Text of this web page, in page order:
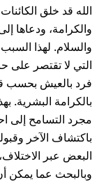
الله قد خلق
والكرامة، ودعاها
والسلام. لهذا
التي لا تقتصر على
فرد بالعيش بحسب
بالكرامة البشرية.
مجرد التسامح إلى
باكتشاف الآخر
البعض عبر
وبالبحث عما يمكن